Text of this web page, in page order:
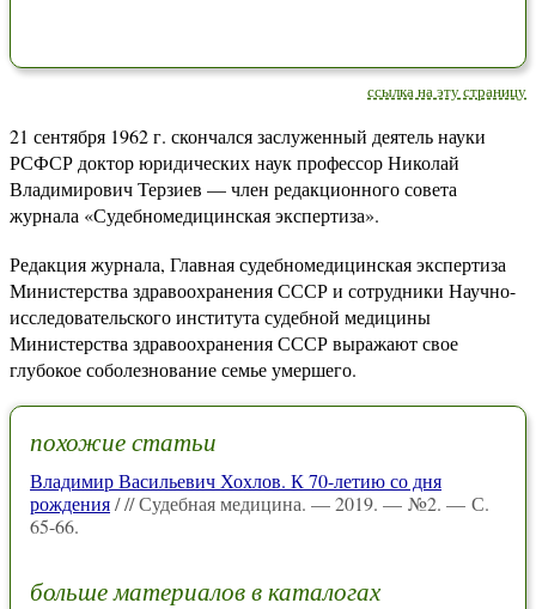
ссылка на эту страницу
21 сентября 1962 г. скончался заслуженный деятель науки
РСФСР доктор юридических наук профессор Николай
Владимирович Терзиев — член редакционного совета
журнала «Судебномедицинская экспертиза».
Редакция журнала, Главная судебномедицинская экспертиза
Министерства здравоохранения СССР и сотрудники Научно-
исследовательского института судебной медицины
Министерства здравоохранения СССР выражают свое
глубокое соболезнование семье умершего.
похожие статьи
Владимир Васильевич Хохлов. К 70-летию со дня
рождения/ // Судебная медицина. — 2019. — №2. — С.
65-66.
больше материалов в каталогах